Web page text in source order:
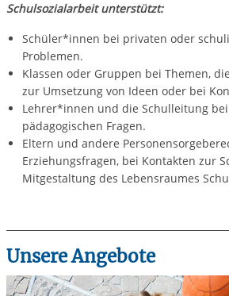
Schulsozialarbeit unterstützt:
Schüler*innen bei privaten oder
Problemen.
Klassen oder Gruppen bei Themen,
zur Umsetzung von Ideen oder bei
Lehrer*innen und die Schulleitung
pädagogischen Fragen.
Eltern und andere
Erziehungsfragen, bei Kontakten zur
Mitgestaltung des Lebensraumes
Unsere Angebote